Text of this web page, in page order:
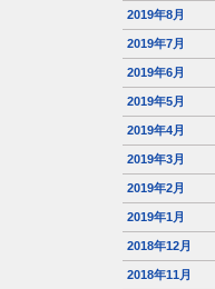
2019年8月
2019年7月
2019年6月
2019年5月
2019年4月
2019年3月
2019年2月
2019年1月
2018年12月
2018年11月